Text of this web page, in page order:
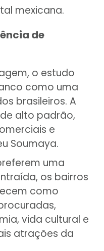
mexicana.
de
o estudo
como uma
brasileiros. A
alto padrão,
e
Soumaya.
uma
os bairros
como
vida cultural e
atrações da